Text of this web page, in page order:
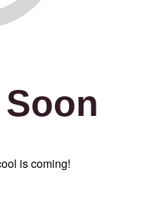
is coming!